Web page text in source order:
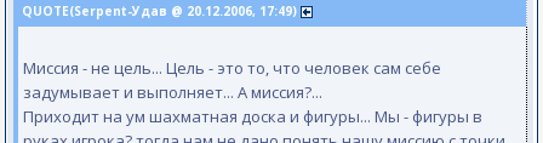
QUOTE(Serpent-Удав @ 20.12.2006, 17:49)
Миссия - не цель... Цель - это то, что человек сам себе
задумывает и выполняет... А миссия?...
Приходит на ум шахматная доска и фигуры... Мы - фигуры в